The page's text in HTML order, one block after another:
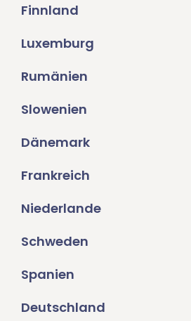
Finnland
Luxemburg
Rumänien
Slowenien
Dänemark
Frankreich
Niederlande
Schweden
Spanien
Deutschland